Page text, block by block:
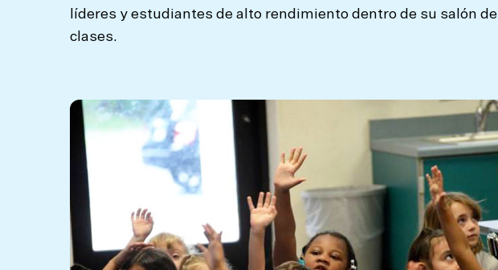
líderes y estudiantes de alto rendimiento dentro de su salón de
clases.